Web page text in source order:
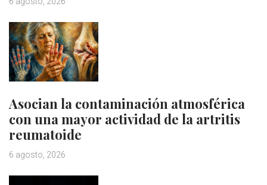
Asocian la contaminación atmosférica
con una mayor actividad de la artritis
reumatoide
6 agosto, 2026